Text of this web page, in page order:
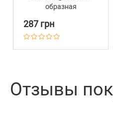
образная
Брезент Черри
287 грн
Отзывы